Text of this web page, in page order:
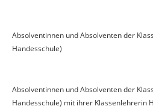
Absolventinnen und Absolventen der
Handesschule)
Absolventinnen und Absolventen der
Handesschule) mit ihrer Klassenlehrerin